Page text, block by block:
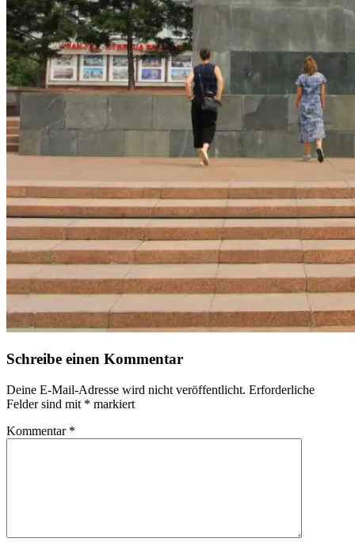
Schreibe einen Kommentar
Deine E-Mail-Adresse wird nicht veröffentlicht. Erforderliche
Felder sind mit * markiert
Kommentar *